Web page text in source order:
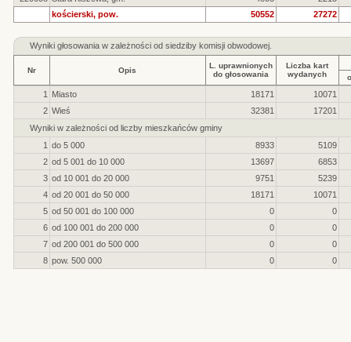
kościerski, pow.
50552 27272
Wyniki głosowania w zależności od siedziby komisji obwodowej.
Nr Opis
L. uprawnionych
do głosowania
Liczba kart
wydanych
1 Miasto 18171
10071
2 Wieś 32381
17201
Wyniki w zależności od liczby mieszkańców gminy
1 do 5 000 8933
5109
2 od 5 001 do 10 000 13697
6853
3 od 10 001 do 20 000 9751
5239
4 od 20 001 do 50 000 18171
10071
5 od 50 001 do 100 000 0
0
6 od 100 001 do 200 000 0
0
7 od 200 001 do 500 000 0
0
8 pow. 500 000 0 0